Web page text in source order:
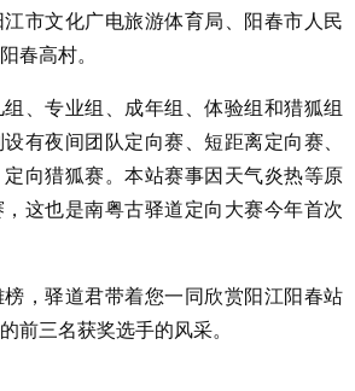
市文化广电旅游体育局、阳春市人民
春高村。
专业组、成年组、体验组和猎狐组
有夜间团队定向赛、短距离定向赛、
向猎狐赛。本站赛事因天气炎热等原
这也是南粤古驿道定向大赛今年首次
驿道君带着您一同欣赏阳江阳春站
前三名获奖选手的风采。